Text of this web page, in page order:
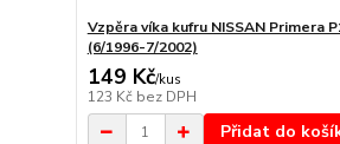
Vzpěra víka kufru NISSAN Primera
(6/1996-7/2002)
149 Kč/kus
123 Kč bez DPH
Přidat do